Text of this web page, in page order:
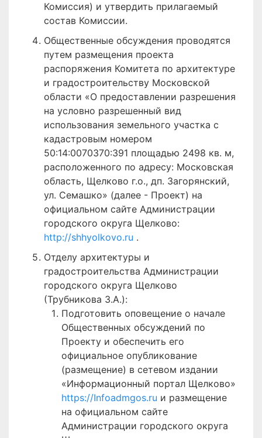
Комиссия) и утвердить прилагаемый
состав Комиссии.
Общественные обсуждения проводятся
путем размещения проекта
распоряжения Комитета по архитектуре
и градостроительству Московской
области «О предоставлении разрешения
на условно разрешенный вид
использования земельного участка с
кадастровым номером
50:14:0070370:391 площадью 2498 кв. м,
расположенного по адресу: Московская
область, Щелково г.о., дп. Загорянский,
ул. Семашко» (далее - Проект) на
официальном сайте Администрации
городского округа Щелково:
http://shhyolkovo.ru .
Отделу архитектуры и
градостроительства Администрации
городского округа Щелково
(Трубникова З.А.):
Подготовить оповещение о начале
Общественных обсуждений по
Проекту и обеспечить его
официальное опубликование
(размещение) в сетевом издании
«Информационный портал Щелково»
https://Infoadmgos.ru и размещение
на официальном сайте
Администрации городского округа